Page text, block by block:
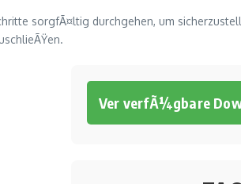
sorgfÃ¤ltig durchgehen, um
Ver verfÃ¼gbare